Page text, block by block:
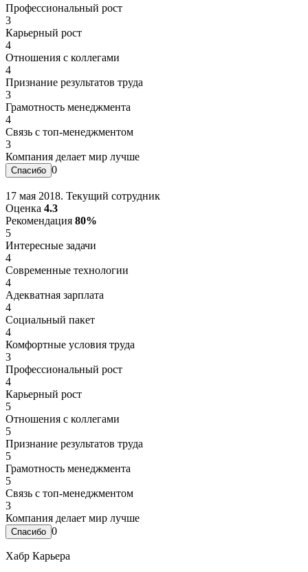
Профессиональный рост
3
Карьерный рост
4
Отношения с коллегами
4
Признание результатов труда
3
Грамотность менеджмента
4
Связь с топ-менеджментом
3
Компания делает мир лучше
0
17 мая 2018. Текущий сотрудник
Оценка 4.3
Рекомендация 80%
5
Интересные задачи
4
Современные технологии
4
Адекватная зарплата
4
Социальный пакет
4
Комфортные условия труда
3
Профессиональный рост
4
Карьерный рост
5
Отношения с коллегами
5
Признание результатов труда
5
Грамотность менеджмента
5
Связь с топ-менеджментом
3
Компания делает мир лучше
0
Хабр Карьера